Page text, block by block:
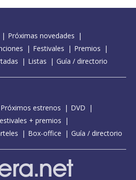
Próximas novedades
Festivales
Premios
Listas Guía / directorio
Próximos estrenos
DVD
+ premios
Box-office Guía / directorio